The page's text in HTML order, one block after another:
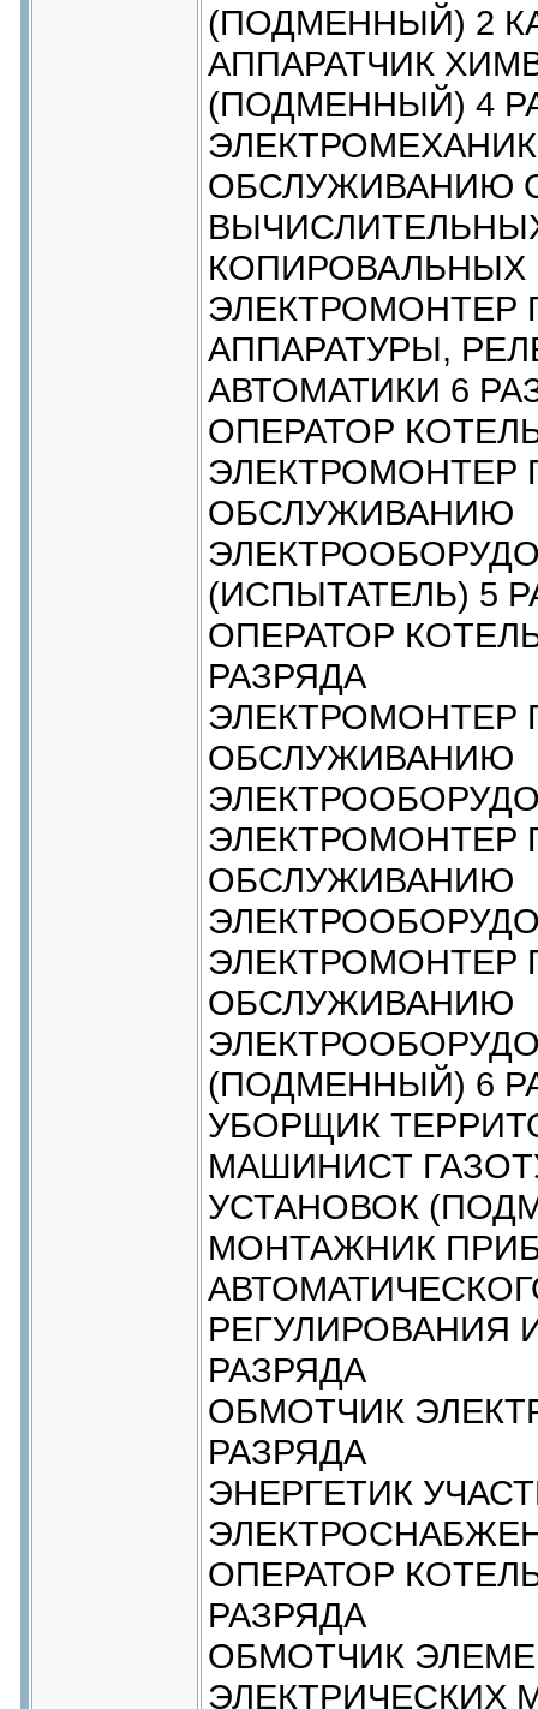
(ПОДМЕННЫЙ) 2
АППАРАТЧИК
(ПОДМЕННЫЙ) 4
ОБСЛУЖИВАНИЮ
КОПИРОВАЛЬНЫХ
ЭЛЕКТРОМОНТЕР
АППАРАТУРЫ,
АВТОМАТИКИ 6
ОПЕРАТОР
ЭЛЕКТРОМОНТЕР
ОБСЛУЖИВАНИЮ
(ИСПЫТАТЕЛЬ) 5
ОПЕРАТОР
РАЗРЯДА
ЭЛЕКТРОМОНТЕР
ОБСЛУЖИВАНИЮ
ЭЛЕКТРОМОНТЕР
ОБСЛУЖИВАНИЮ
ЭЛЕКТРОМОНТЕР
ОБСЛУЖИВАНИЮ
(ПОДМЕННЫЙ) 6
УБОРЩИК
МАШИНИСТ
УСТАНОВОК
МОНТАЖНИК
РЕГУЛИРОВАНИЯ
РАЗРЯДА
ОБМОТЧИК
РАЗРЯДА
ЭНЕРГЕТИК
ОПЕРАТОР
РАЗРЯДА
ОБМОТЧИК
ЭЛЕКТРИЧЕСКИХ